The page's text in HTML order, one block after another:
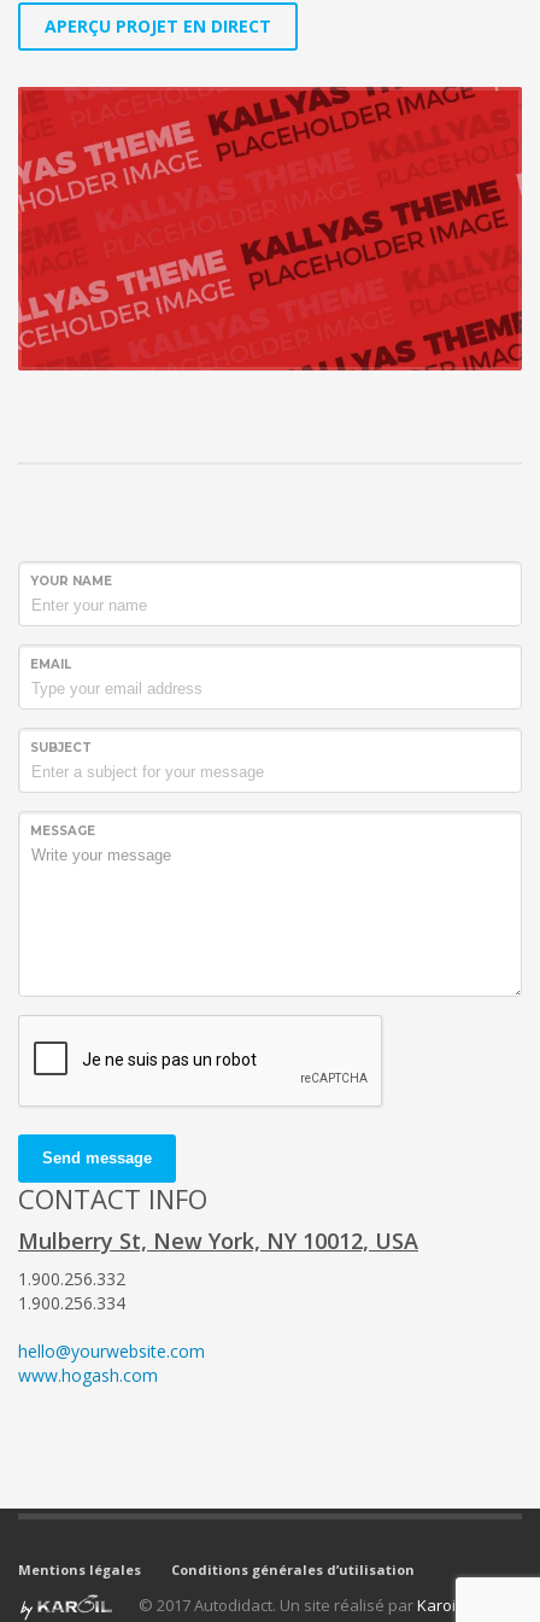
APERÇU PROJET EN DIRECT
YOUR NAME
EMAIL
SUBJECT
MESSAGE
Send message
CONTACT INFO
Mulberry St, New York, NY 10012, USA
1.900.256.332
1.900.256.334
hello@yourwebsite.com
www.hogash.com
Mentions légales Conditions générales d’utilisation
© 2017 Autodidact. Un site réalisé parKaroil